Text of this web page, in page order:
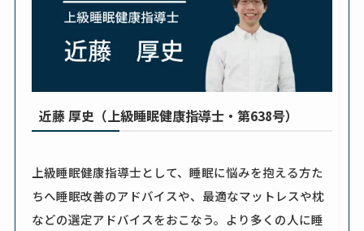
近藤 厚史（上級睡眠健康指導士・第638号）
上級睡眠健康指導士として、睡眠に悩みを抱える方た
ちへ睡眠改善のアドバイスや、最適なマットレスや枕
などの選定アドバイスをおこなう。より多くの人に睡